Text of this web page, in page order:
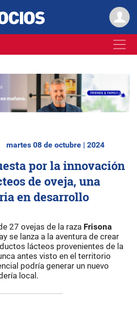
martes 08 de octubre | 2024
por la innovación
de oveja, una
en desarrollo
27 ovejas de la raza Frisona
se lanza a la aventura de crear
lácteos provenientes de la
antes visto en el territorio
podría generar un nuevo
local.